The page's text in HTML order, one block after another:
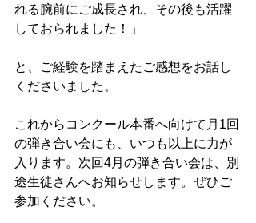
れる腕前にご成長され、その後も活躍
しておられました！」
と、ご経験を踏まえたご感想をお話し
くださいました。
これからコンクール本番へ向けて月1回
の弾き合い会にも、いつも以上に力が
入ります。次回4月の弾き合い会は、別
途生徒さんへお知らせします。ぜひご
参加ください。